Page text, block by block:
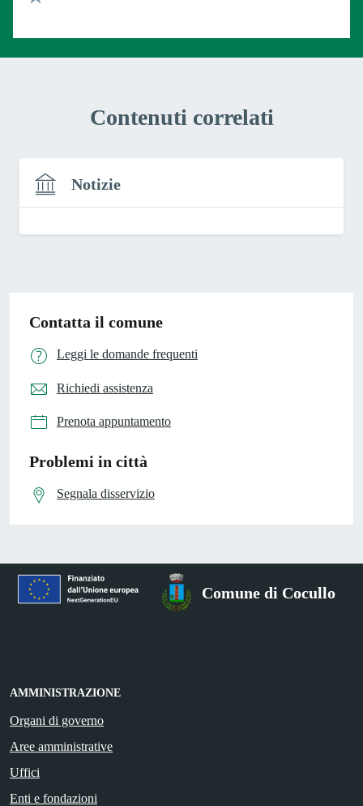
Contenuti correlati
Notizie
Contatta il comune
Leggi le domande frequenti
Richiedi assistenza
Prenota appuntamento
Problemi in città
Segnala disservizio
Comune di Cocullo
AMMINISTRAZIONE
Organi di governo
Aree amministrative
Uffici
Enti e fondazioni